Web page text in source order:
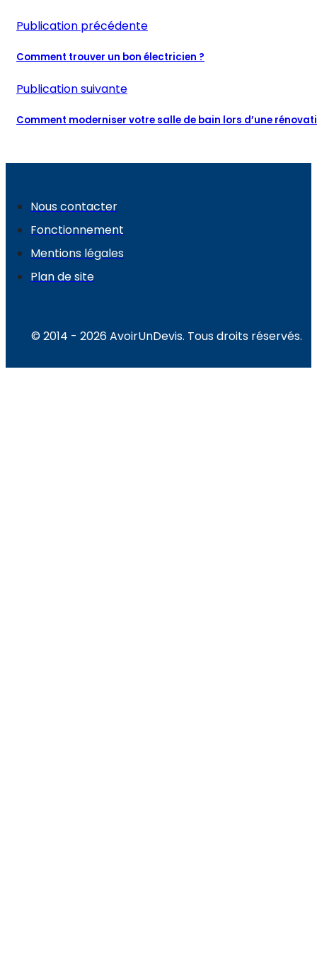
Publication précédente
Comment trouver un bon électricien ?
Publication suivante
Comment moderniser votre salle de bain lors d’une
Nous contacter
Fonctionnement
Mentions légales
Plan de site
© 2014 - 2026 AvoirUnDevis. Tous droits réservés.